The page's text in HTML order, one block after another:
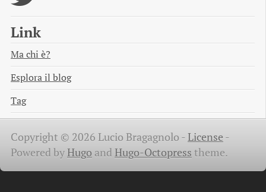
Link
Ma chi è?
Esplora il blog
Tag
Copyright © 2026 Lucio Bragagnolo -License -
Powered byHugo and Hugo-Octopress theme.